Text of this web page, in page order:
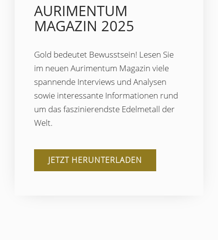
AURIMENTUM
MAGAZIN 2025
Gold bedeutet Bewusstsein! Lesen Sie
im neuen Aurimentum Magazin viele
spannende Interviews und Analysen
sowie interessante Informationen rund
um das faszinierendste Edelmetall der
Welt.
JETZT HERUNTERLADEN